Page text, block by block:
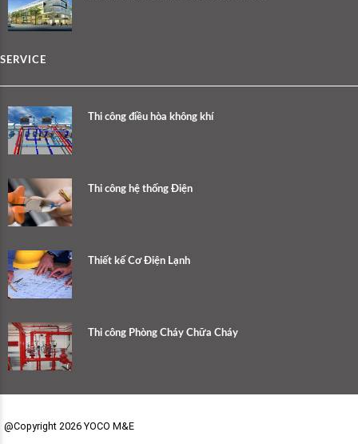
SERVICE
Thi công điều hòa không khí
Thi công hệ thống Điện
Thiết kế Cơ Điện Lạnh
Thi công Phòng Cháy Chữa Cháy
@Copyright 2026 YOCO M&E